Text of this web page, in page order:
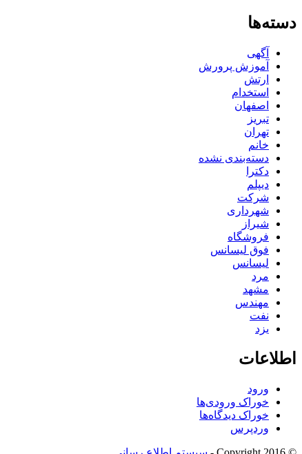
دسته‌ها
آگهی
آموزش پرورش
ارتش
استخدام
اصفهان
تبریز
تهران
خانم
دسته‌بندی نشده
دکترا
دیپلم
شرکت
شهرداری
شیراز
فروشگاه
فوق لیسانس
لیسانس
مرد
مشهد
مهندس
نفت
یزد
اطلاعات
ورود
خوراک ورودی‌ها
خوراک دیدگاه‌ها
وردپرس